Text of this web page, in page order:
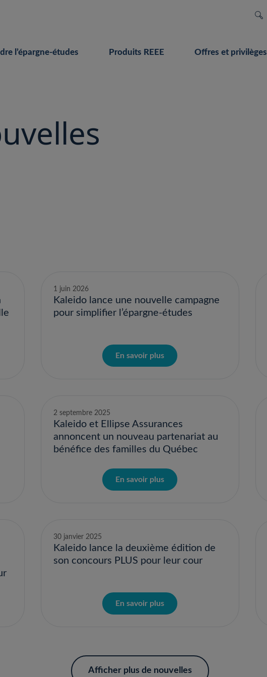
l’épargne-études Produits REEE Offres et privilèges
1 juin 2026
Kaleido lance une nouvelle campagne
pour simplifier l’épargne-études
En savoir plus
2 septembre 2025
Kaleido et Ellipse Assurances
annoncent un nouveau partenariat au
bénéfice des familles du Québec
En savoir plus
30 janvier 2025
Kaleido lance la deuxième édition de
son concours PLUS pour leur cour
En savoir plus
Afficher plus de nouvelles